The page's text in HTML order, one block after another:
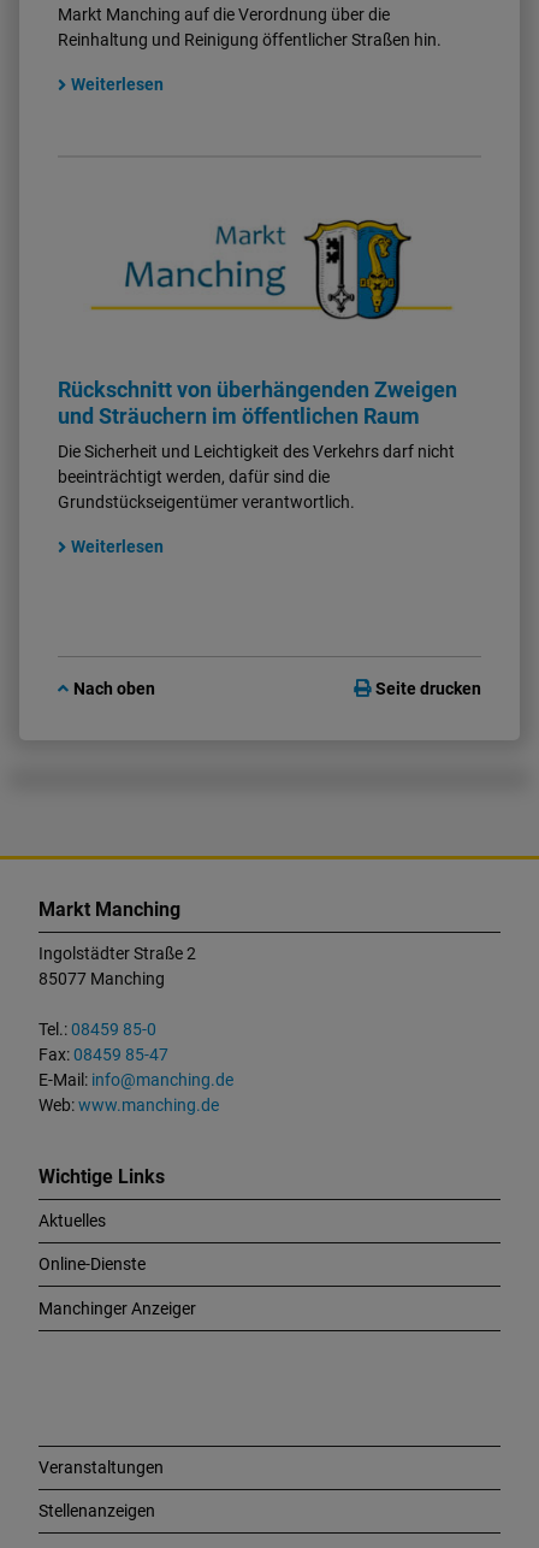
Markt Manching auf die Verordnung über die
Reinhaltung und Reinigung öffentlicher Straßen hin.
Weiterlesen
Rückschnitt von überhängenden Zweigen
und Sträuchern im öffentlichen Raum
Die Sicherheit und Leichtigkeit des Verkehrs darf nicht
beeinträchtigt werden, dafür sind die
Grundstückseigentümer verantwortlich.
Weiterlesen
Nach oben Seite drucken
Markt Manching
Ingolstädter Straße 2
85077 Manching
Tel.:08459 85-0
Fax:08459 85-47
E-Mail: info@manching.de
Web:www.manching.de
Wichtige Links
Aktuelles
Online-Dienste
Manchinger Anzeiger
Veranstaltungen
Stellenanzeigen